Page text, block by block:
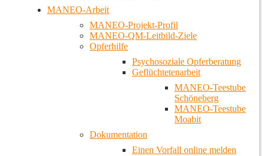
MANEO-Arbeit
MANEO-Projekt-Profil
MANEO-QM-Leitbild-Ziele
Opferhilfe
Psychosoziale Opferberatung
Geflüchtetenarbeit
MANEO-Teestube
Schöneberg
MANEO-Teestube
Moabit
Dokumentation
Einen Vorfall online melden